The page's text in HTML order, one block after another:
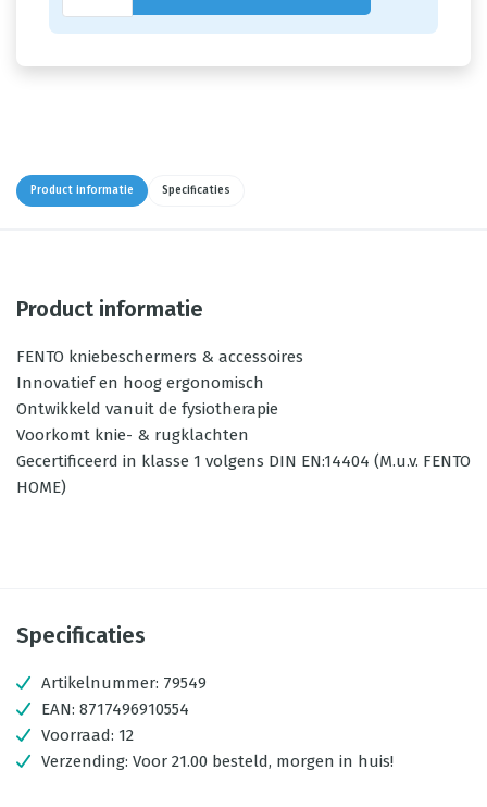
Product informatie Specificaties
Product informatie
FENTO kniebeschermers & accessoires
Innovatief en hoog ergonomisch
Ontwikkeld vanuit de fysiotherapie
Voorkomt knie- & rugklachten
Gecertificeerd in klasse 1 volgens DIN EN:14404 (M.u.v. FENTO
HOME)
Specificaties
Artikelnummer: 79549
EAN: 8717496910554
Voorraad: 12
Verzending: Voor 21.00 besteld, morgen in huis!